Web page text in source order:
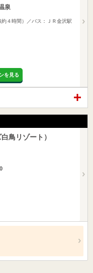
泉
４時間）／バス：ＪＲ金沢駅
を見る
鳥リゾート）